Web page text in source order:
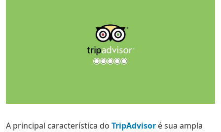
A principal característica do TripAdvisor é sua ampla